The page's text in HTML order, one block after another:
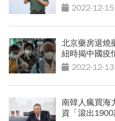
2022-12-15
北京藥房退燒
紐時揭中國疫
2022-12-13
南韓人瘋買海
資「滾出